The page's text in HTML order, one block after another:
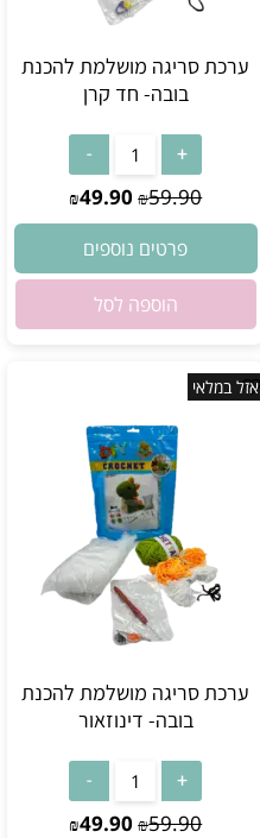
ערכת סריגה מושלמת להכנת
בובה- חד קרן
₪59.90
₪49.90
פרטים נוספים
הוספה לסל
אזל במלאי
ערכת סריגה מושלמת להכנת
בובה- דינוזאור
₪59.90
₪49.90